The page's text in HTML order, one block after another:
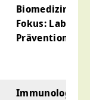
Fokus:
Prävention
Immunologie